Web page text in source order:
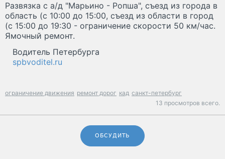
Развязка с а/д "Марьино - Ропша", съезд из города в
область (с 10:00 до 15:00, съезд из области в город
(с 15:00 до 19:30 - ограничение скорости 50 км/час.
Ямочный ремонт.
Водитель Петербурга
spbvoditel.ru
ограничение движения ремонт дорог кад санкт-петербург
13 просмотров всего.
ОБСУДИТЬ